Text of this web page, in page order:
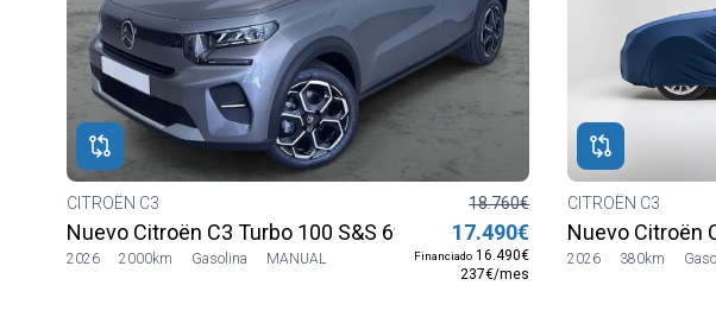
CITROËN C3
Nuevo Citroën C3 Turbo 100 S&S 6v MAX
2026 2000km Gasolina MANUAL
18.760€
17.490€
Financiado 16.490€
237€/mes
CITROËN C3
Nuevo Citroën
2026 380km